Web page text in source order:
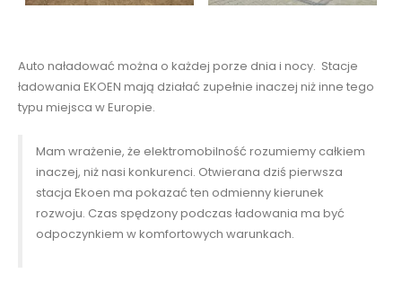
Auto naładować można o każdej porze dnia i nocy. Stacje
ładowania EKOEN mają działać zupełnie inaczej niż inne tego
typu miejsca w Europie.
Mam wrażenie, że elektromobilność rozumiemy całkiem
inaczej, niż nasi konkurenci. Otwierana dziś pierwsza
stacja Ekoen ma pokazać ten odmienny kierunek
rozwoju. Czas spędzony podczas ładowania ma być
odpoczynkiem w komfortowych warunkach.